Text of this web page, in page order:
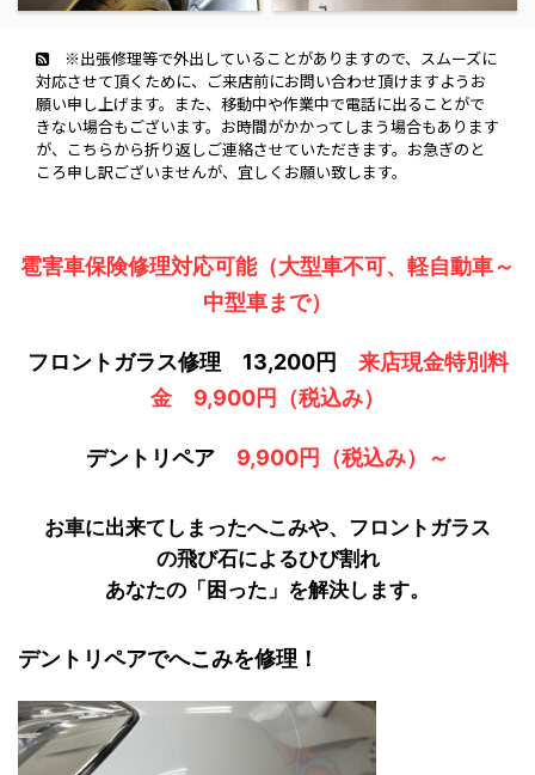
※出張修理等で外出していることがありますので、スムーズに
対応させて頂くために、ご来店前にお問い合わせ頂けますようお
願い申し上げます。また、移動中や作業中で電話に出ることがで
きない場合もございます。お時間がかかってしまう場合もあります
が、こちらから折り返しご連絡させていただきます。お急ぎのと
ころ申し訳ございませんが、宜しくお願い致します。
雹害車保険修理対応可能（大型車不可、軽自動車～
中型車まで）
フロントガラス修理 13,200円
来店現金特別料
金 9,900円（税込み）
デントリペア 9,900円（税込み）～
お車に出来てしまったへこみや、フロントガラス
の飛び石によるひび割れ
あなたの「困った」を解決します。
デントリペアでへこみを修理！